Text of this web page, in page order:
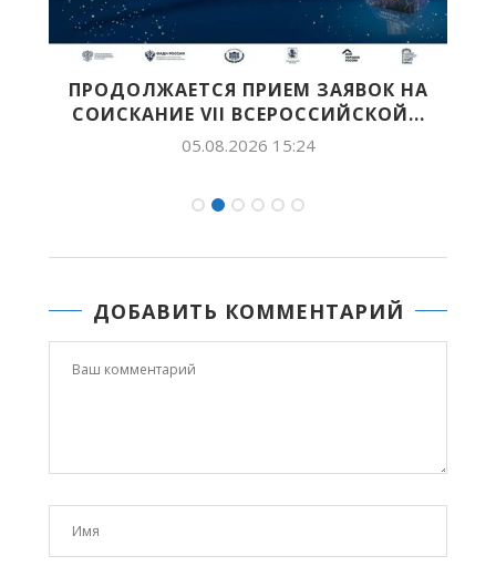
ПРОДОЛЖАЕТСЯ ПРИЕМ ЗАЯВОК НА
СОИСКАНИЕ VII ВСЕРОССИЙСКОЙ...
05.08.2026 15:24
ДОБАВИТЬ КОММЕНТАРИЙ